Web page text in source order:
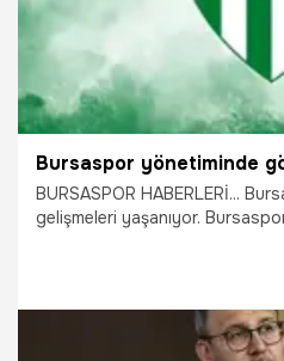
Bursaspor yönetiminde
BURSASPOR HABERLERİ...
gelişmeleri yaşanıyor.